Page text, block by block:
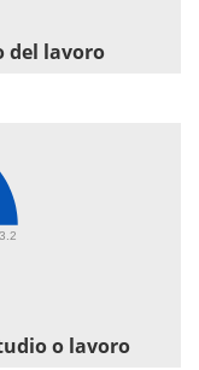
del lavoro
o lavoro